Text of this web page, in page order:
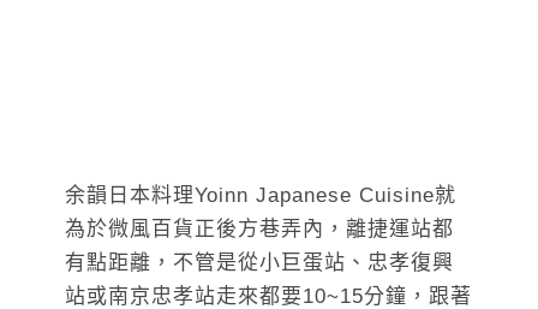
余韻日本料理Yoinn Japanese Cuisine就
為於微風百貨正後方巷弄內，離捷運站都
有點距離，不管是從小巨蛋站、忠孝復興
站或南京忠孝站走來都要10~15分鐘，跟著